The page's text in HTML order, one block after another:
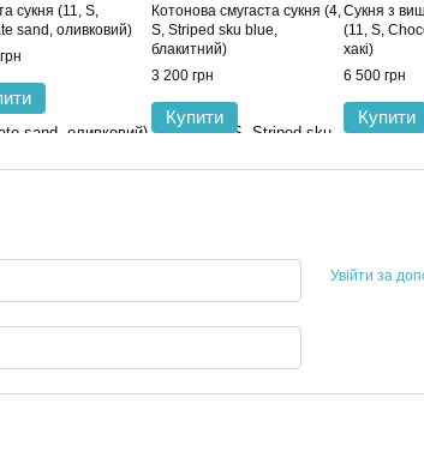
сукня (11, S,
sand, оливковий)
Котонова смугаста сукня (4,
S, Striped sku blue,
блакитний)
3 200 грн
Купити
Сукня з
(11, S,
хакі)
6 500 грн
Купити
Увійти за